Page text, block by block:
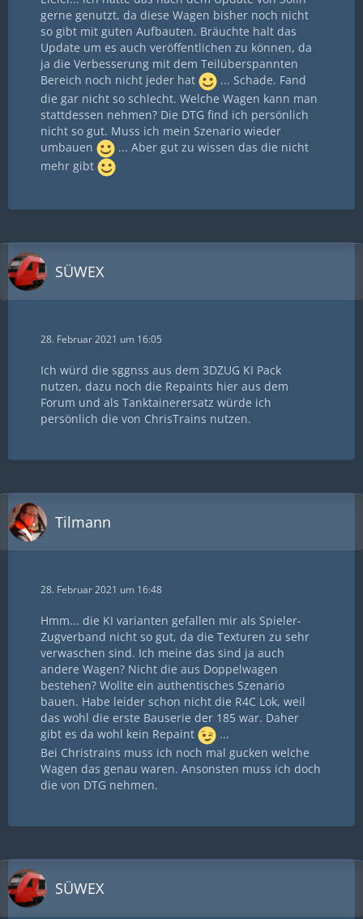
gerne genutzt, da diese Wagen bisher noch nicht
so gibt mit guten Aufbauten. Bräuchte halt das
Update um es auch veröffentlichen zu können, da
ja die Verbesserung mit dem Teilüberspannten
Bereich noch nicht jeder hat
... Schade. Fand
die gar nicht so schlecht. Welche Wagen kann man
stattdessen nehmen? Die DTG find ich persönlich
nicht so gut. Muss ich mein Szenario wieder
umbauen
... Aber gut zu wissen das die nicht
mehr gibt
SÜWEX
28. Februar 2021 um 16:05
Ich würd die sggnss aus dem 3DZUG KI Pack
nutzen, dazu noch die Repaints hier aus dem
Forum und als Tanktainerersatz würde ich
persönlich die von ChrisTrains nutzen.
Tilmann
28. Februar 2021 um 16:48
Hmm... die KI varianten gefallen mir als Spieler-
Zugverband nicht so gut, da die Texturen zu sehr
verwaschen sind. Ich meine das sind ja auch
andere Wagen? Nicht die aus Doppelwagen
bestehen? Wollte ein authentisches Szenario
bauen. Habe leider schon nicht die R4C Lok, weil
das wohl die erste Bauserie der 185 war. Daher
gibt es da wohl kein Repaint
...
Bei Christrains muss ich noch mal gucken welche
Wagen das genau waren. Ansonsten muss ich doch
die von DTG nehmen.
SÜWEX